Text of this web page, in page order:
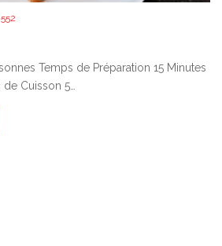
Temps de Préparation 15 Minutes
de Cuisson 5…